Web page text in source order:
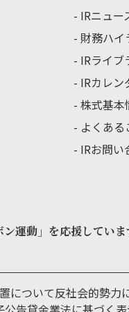
IRニュー
財務ハイ
IRライブ
IRカレン
株式基本
よくある
IRお問い
運動」を応援していま
について反社会的勢力